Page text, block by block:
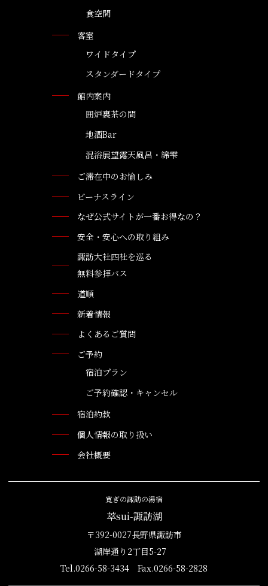
食空間
客室
ワイドタイプ
スタンダードタイプ
館内案内
囲炉裏茶の間
地酒Bar
混浴展望露天風呂・綿雫
ご滞在中のお愉しみ
ビーナスライン
なぜ公式サイトが一番お得なの？
安全・安心への取り組み
諏訪大社四社を巡る
無料参拝バス
道順
新着情報
よくあるご質問
ご予約
宿泊プラン
ご予約確認・キャンセル
宿泊約款
個人情報の取り扱い
会社概要
寛ぎの諏訪の湯宿
萃sui-諏訪湖
〒392-0027長野県諏訪市
湖岸通り2丁目5-27
Tel.0266-58-3434 Fax.0266-58-2828